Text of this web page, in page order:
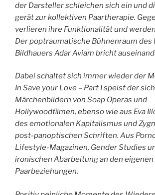
der Darsteller schleichen sich ein und
gerät zur kollektiven Paartherapie.
verlieren ihre Funktionalität und
Der poptraumatische Bühnenraum des
Bildhauers Adar Aviam bricht
Dabei schaltet sich immer wieder der
In Save your Love – Part I speist der
Märchenbildern von Soap Operas und
Hollywoodfilmen, ebenso wie aus Eva
des emotionalen Kapitalismus und
post-panoptischen Schriften. Aus
Lifestyle-Magazinen, Gender Studies
ironischen Abarbeitung an den eigenen
Paarbeziehungen.